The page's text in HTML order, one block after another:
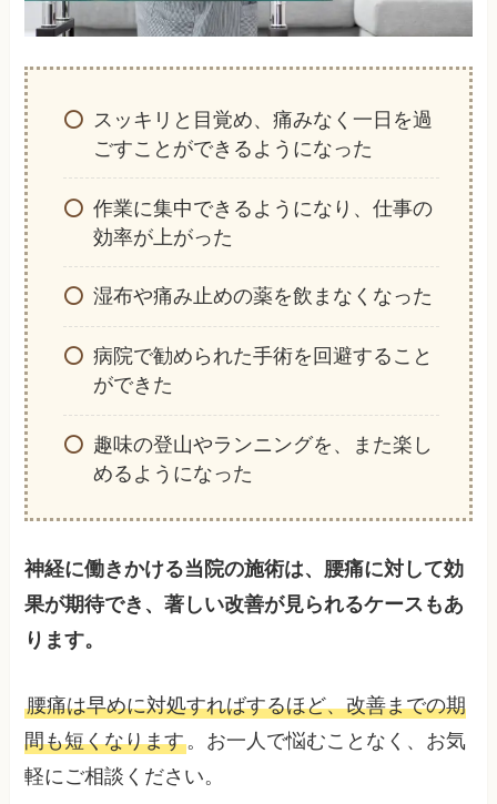
スッキリと目覚め、痛みなく一日を過
ごすことができるようになった
作業に集中できるようになり、仕事の
効率が上がった
湿布や痛み止めの薬を飲まなくなった
病院で勧められた手術を回避すること
ができた
趣味の登山やランニングを、また楽し
めるようになった
神経に働きかける当院の施術は、腰痛に対して効
果が期待でき、著しい改善が見られるケースもあ
ります。
腰痛は早めに対処すればするほど、改善までの期
間も短くなります。お一人で悩むことなく、お気
軽にご相談ください。